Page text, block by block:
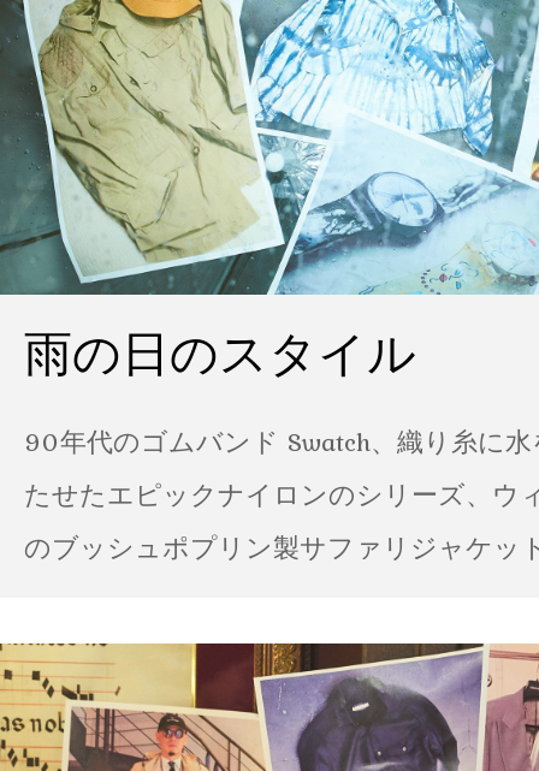
雨の日のスタイル
90年代のゴムバンド Swatch、織り糸に
たせたエピックナイロンのシリーズ、ウ
のブッシュポプリン製サファリジャケッ